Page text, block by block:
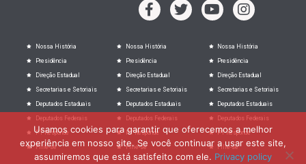
Nossa História
Presidência
Direção Estadual
Secretarias e Setoriais
Deputados Estaduais
Deputados Federais
PT Responde
Filie-se
Nossa História
Presidência
Direção Estadual
Secretarias e Setoriais
Deputados Estaduais
Deputados Federais
PT Responde
Filie-se
Nossa História
Presidência
Direção Estadual
Secretarias e Setoriais
Deputados Estaduais
Deputados Federais
PT Responde
Filie-se
Usamos cookies para garantir que oferecemos a melhor
experiência em nosso site. Se você continuar a usar este site,
assumiremos que está satisfeito com ele. Privacy policy